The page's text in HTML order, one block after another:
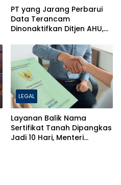
PT yang Jarang Perbarui
Data Terancam
Dinonaktifkan Ditjen AHU,
LEGAL
Layanan Balik Nama
Sertifikat Tanah Dipangkas
Jadi 10 Hari, Menteri